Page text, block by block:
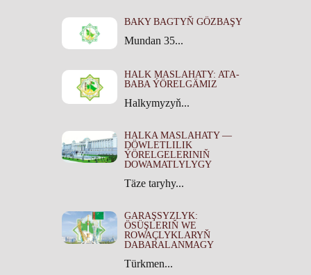
BAKY BAGTYŇ GÖZBAŞY
Mundan 35...
HALK MASLAHATY: ATA-
BABA ÝÖRELGÄMIZ
Halkymyzyň...
HALKA MASLAHATY —
DÖWLETLILIK
ÝÖRELGELERINIŇ
DOWAMATLYLYGY
Täze taryhy...
GARAŞSYZLYK:
ÖSÜŞLERIŇ WE
ROWAÇLYKLARYŇ
DABARALANMAGY
Türkmen...